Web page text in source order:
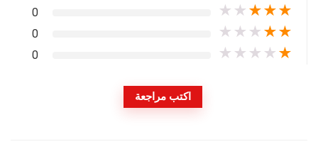
★
★
★
★
★
0
★
★
★
★
★
0
★
★
★
★
★
0
اكتب مراجعة